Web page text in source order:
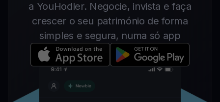
a YouHodler. Negocie, invista e faça
crescer o seu património de forma
simples e segura, numa só app